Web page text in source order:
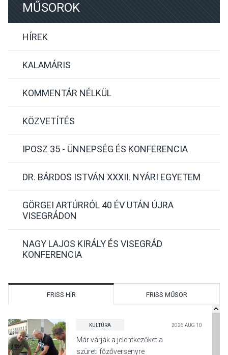
MŰSOROK
HÍREK
KALAMÁRIS
KOMMENTÁR NÉLKÜL
KÖZVETÍTÉS
IPOSZ 35 - ÜNNEPSÉG ÉS KONFERENCIA
DR. BÁRDOS ISTVÁN XXXII. NYÁRI EGYETEM
GÖRGEI ARTÚRRÓL 40 ÉV UTÁN ÚJRA
VISEGRÁDON
NAGY LAJOS KIRÁLY ÉS VISEGRÁD
KONFERENCIA
FRISS HÍR FRISS MŰSOR
KULTÚRA 2026 AUG 10
Már várják a jelentkezőket a
szüreti főzőversenyre